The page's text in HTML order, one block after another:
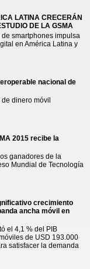
LATINA CRECERÁN
DE LA GSMA
smartphones impulsa
en América Latina y
nacional de
dinero móvil
2015 recibe la
ganadores de la
Mundial de Tecnología
crecimiento
ancha móvil en
el 4,1 % del PIB
de USD 193.000
satisfacer la demanda